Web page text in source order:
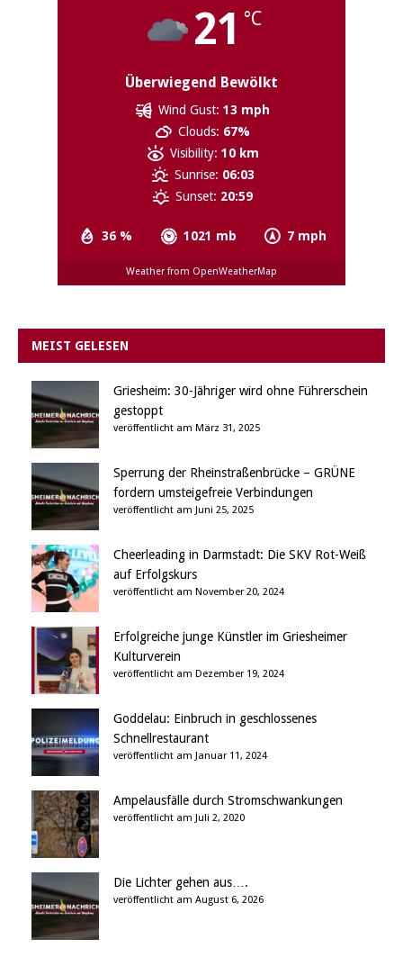
21 °C
Überwiegend Bewölkt
36 % 1021 mb 7 mph
Wind Gust: 13 mph
Clouds: 67%
Visibility: 10 km
Sunrise: 06:03
Sunset: 20:59
Weather from OpenWeatherMap
MEIST GELESEN
Griesheim: 30-Jähriger wird ohne Führerschein
gestoppt
veröffentlicht am März 31, 2025
Sperrung der Rheinstraßenbrücke – GRÜNE
fordern umsteigefreie Verbindungen
veröffentlicht am Juni 25, 2025
Cheerleading in Darmstadt: Die SKV Rot-Weiß
auf Erfolgskurs
veröffentlicht am November 20, 2024
Erfolgreiche junge Künstler im Griesheimer
Kulturverein
veröffentlicht am Dezember 19, 2024
Goddelau: Einbruch in geschlossenes
Schnellrestaurant
veröffentlicht am Januar 11, 2024
Ampelausfälle durch Stromschwankungen
veröffentlicht am Juli 2, 2020
Die Lichter gehen aus….
veröffentlicht am August 6, 2026